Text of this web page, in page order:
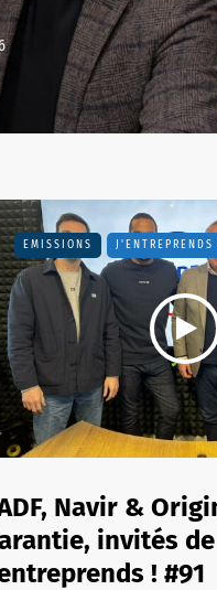
EMISSIONS
Navir &
invités de
! #91